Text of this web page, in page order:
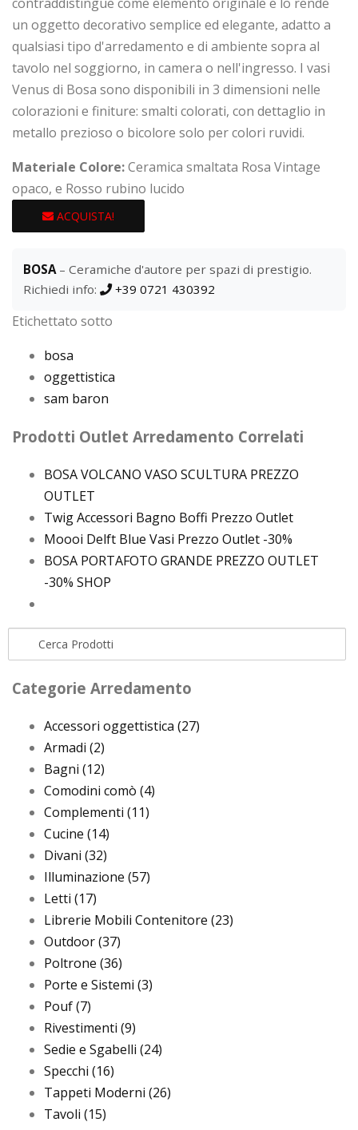
un oggetto decorativo semplice ed elegante, adatto a
qualsiasi tipo d'arredamento e di ambiente sopra al
tavolo nel soggiorno, in camera o nell'ingresso. I vasi
Venus di Bosa sono disponibili in 3 dimensioni nelle
colorazioni e finiture: smalti colorati, con dettaglio in
metallo prezioso o bicolore solo per colori ruvidi.
Materiale Colore:Ceramica smaltata Rosa Vintage
opaco, e Rosso rubino lucido
ACQUISTA!
BOSA – Ceramiche d'autore per spazi di prestigio.
Richiedi info:
+39 0721 430392
Etichettato sotto
bosa
oggettistica
sam baron
Prodotti Outlet Arredamento Correlati
BOSA VOLCANO VASO SCULTURA PREZZO
OUTLET
Twig Accessori Bagno Boffi Prezzo Outlet
Moooi Delft Blue Vasi Prezzo Outlet -30%
BOSA PORTAFOTO GRANDE PREZZO OUTLET
-30% SHOP
Categorie Arredamento
Accessori oggettistica (27)
Armadi (2)
Bagni (12)
Comodini comò (4)
Complementi (11)
Cucine (14)
Divani (32)
Illuminazione (57)
Letti (17)
Librerie Mobili Contenitore (23)
Outdoor(37)
Poltrone (36)
Porte e Sistemi (3)
Pouf(7)
Rivestimenti (9)
Sedie e Sgabelli (24)
Specchi (16)
Tappeti Moderni (26)
Tavoli (15)